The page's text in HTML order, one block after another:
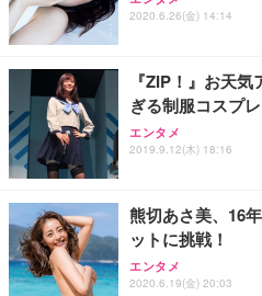
ワーク チェア 強化
能 人間工学 椅子 腰
務用 おしゃれ パソ
Sezlife オフィスチ
ワーク チェア 強化
能 人間工学 椅子 腰
務用 おしゃれ パソ
ANDWINT オフィス
ッシュ 通気性 ラン
ス圧無段階昇降 360
フック付き（CFI-
【整備済み品】Dell
ー フルHD（
ort/VGA スピーカー
【MiniLED/
HOOTER Gaming
グモニター QD 24.5
り 単品
Smart Basic(スマー
限定】 Smart Basic
超厚型 お徳用 ワイ
アイリスオーヤマ
ュラー 200枚入【
2020.6.26(金) 14:14
『ZIP！』お天
ぎる制服コスプ
エンタメ
2019.9.12(木) 18:16
熊切あさ美、16
ットに挑戦！
エンタメ
2020.6.19(金) 20:03